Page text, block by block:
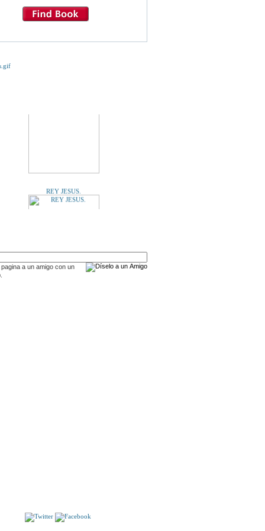
NO PROMESAS DE LA MADRE
Tiburon
a un amigo con un